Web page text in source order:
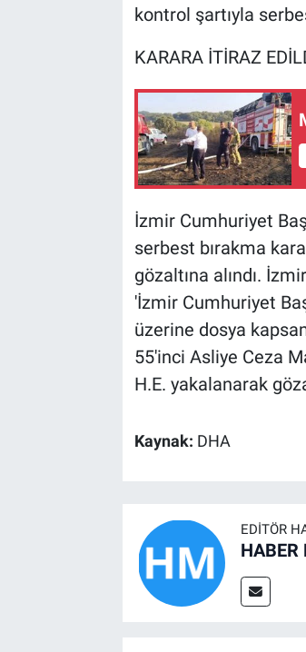
kontrol şartıyla
KARARA İTİRAZ
İzmir Cumhuriyet
serbest bırakma
gözaltına alındı.
'İzmir Cumhuriyet
üzerine dosya
55'inci Asliye Ceza
H.E. yakalanarak
Kaynak: DHA
EDITÖR
HABER